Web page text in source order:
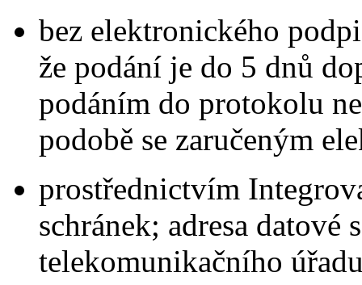
bez elektronického
že podání je do 5 dnů
podáním do protokolu
podobě se zaručeným
prostřednictvím
schránek; adresa datové
telekomunikačního